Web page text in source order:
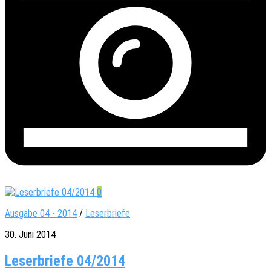
0
Ausgabe 04 - 2014 / Leserbriefe
30. Juni 2014
Leserbriefe 04/2014